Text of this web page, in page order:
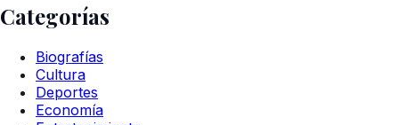
Categorías
Biografías
Cultura
Deportes
Economía